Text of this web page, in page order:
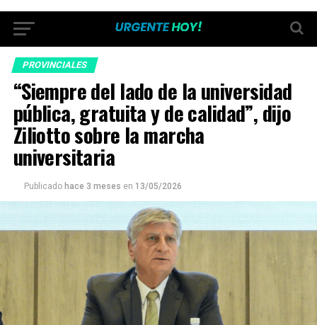
PROVINCIALES
“Siempre del lado de la universidad
pública, gratuita y de calidad”, dijo
Ziliotto sobre la marcha
universitaria
Publicado hace 3 meses en 13/05/2026